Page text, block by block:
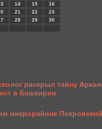
14 15
16
21 22
23
28 29
30
раскрыл тайну
в Башкирии
микрорайоне